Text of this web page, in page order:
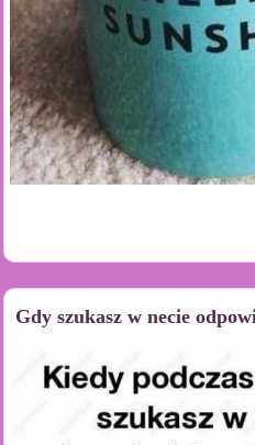
Gdy szukasz w necie